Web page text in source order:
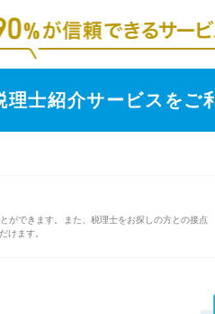
士紹介サービスをご
ができます。また、税理士をお探しの方との接点
けます。